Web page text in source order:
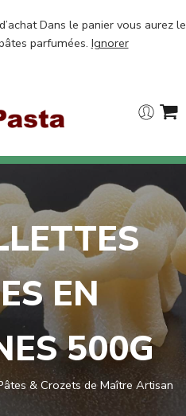
Dans le panier vous aurez le
parfumées. Ignorer
EN
500G
& Crozets de Maître Artisan